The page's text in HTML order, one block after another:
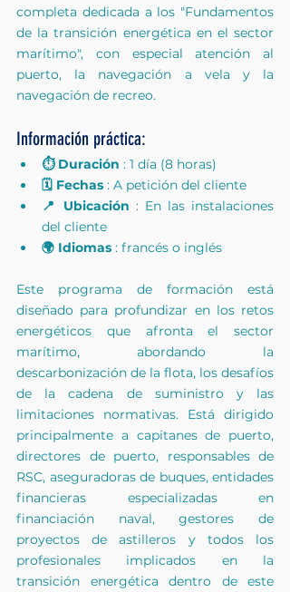
completa dedicada a los "Fundamentos
de la transición energética en el sector
marítimo", con especial atención al
puerto, la navegación a vela y la
navegación de recreo.
Información práctica:
⏱️ Duración : 1 día (8 horas)
🗓️ Fechas : A petición del cliente
📍 Ubicación : En las instalaciones
del cliente
🌍 Idiomas : francés o inglés
Este programa de formación está
diseñado para profundizar en los retos
energéticos que afronta el sector
marítimo, abordando la
descarbonización de la flota, los desafíos
de la cadena de suministro y las
limitaciones normativas. Está dirigido
principalmente a capitanes de puerto,
directores de puerto, responsables de
RSC, aseguradoras de buques, entidades
financieras especializadas en
financiación naval, gestores de
proyectos de astilleros y todos los
profesionales implicados en la
transición energética dentro de este